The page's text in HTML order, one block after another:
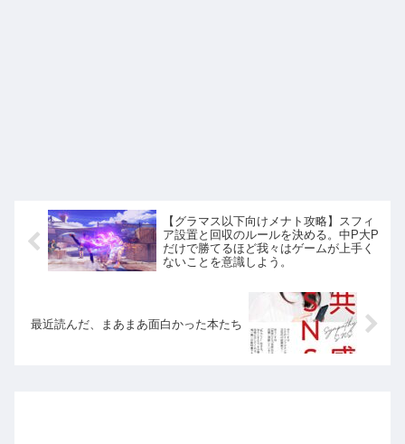
【グラマス以下向けメナト攻略】スフィ
ア設置と回収のルールを決める。中P大P
だけで勝てるほど我々はゲームが上手く
ないことを意識しよう。
最近読んだ、まあまあ面白かった本たち